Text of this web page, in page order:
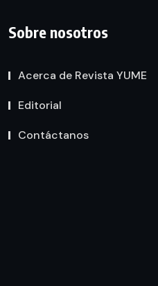
Sobre nosotros
Acerca de Revista YUME
Editorial
Contáctanos